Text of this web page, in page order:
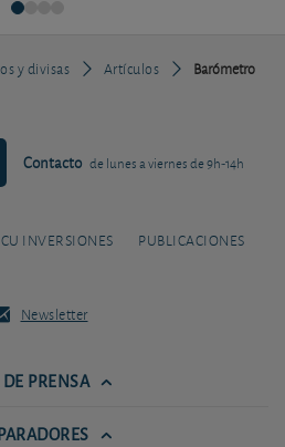
y divisas Artículos
Barómetro
Contacto de lunes a viernes de 9h-14h
INVERSIONES PUBLICACIONES
Newsletter
PRENSA